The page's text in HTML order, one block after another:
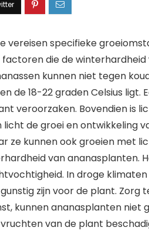
vereisen specifieke
die de
kunnen niet tegen
de 18-22 graden Celsius ligt.
veroorzaken. Bovendien is
de groei en ontwikkeling
ze kunnen ook groeien met
van ananasplanten.
In droge
zijn voor de plant. Zorg
kunnen ananasplanten niet
van de plant